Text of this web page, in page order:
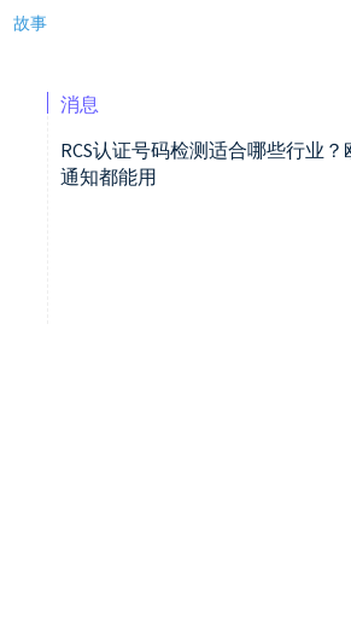
故事
消息
RCS认证号码检测适合哪些行业
通知都能用